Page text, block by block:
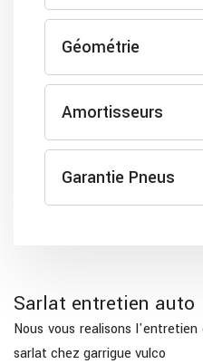
Géométrie
Amortisseurs
Garantie Pneus
Sarlat entretien auto
Nous vous realisons
sarlat chez garrigue vulco